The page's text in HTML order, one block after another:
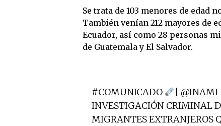
Se trata de 103 menores de edad
También venían 212 mayores de
Ecuador, así como 28 personas
de Guatemala y El Salvador.
#COMUNICADO
INVESTIGACIÓN CRIMINAL
MIGRANTES EXTRANJEROS